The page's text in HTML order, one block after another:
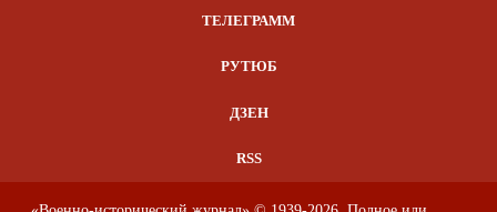
ТЕЛЕГРАММ
РУТЮБ
ДЗЕН
RSS